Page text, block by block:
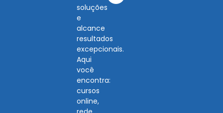
soluções
e
alcance
resultados
excepcionais.
Aqui
você
encontra:
cursos
online,